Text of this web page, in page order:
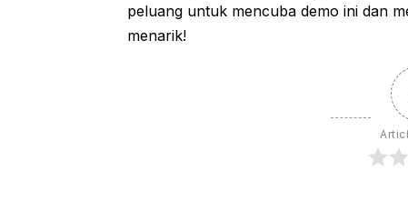
peluang untuk mencuba demo ini dan
menarik!